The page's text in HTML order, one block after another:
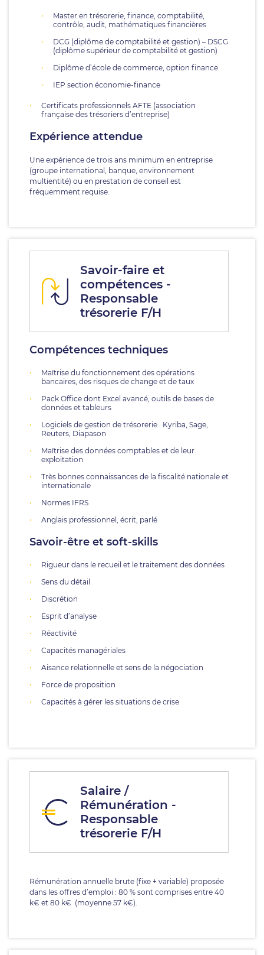
Master en trésorerie, finance, comptabilité,
contrôle, audit, mathématiques financières
DCG (diplôme de comptabilité et gestion) – DSCG
(diplôme supérieur de comptabilité et gestion)
Diplôme d’école de commerce, option finance
IEP section économie-finance
Certificats professionnels AFTE (association
française des trésoriers d’entreprise)
Expérience attendue
Une expérience de trois ans minimum en entreprise
(groupe international, banque, environnement
multientité) ou en prestation de conseil est
fréquemment requise.
Savoir-faire et
compétences -
Responsable
trésorerie F/H
Compétences techniques
Maîtrise du fonctionnement des opérations
bancaires, des risques de change et de taux
Pack Office dont Excel avancé, outils de bases de
données et tableurs
Logiciels de gestion de trésorerie : Kyriba, Sage,
Reuters, Diapason
Maîtrise des données comptables et de leur
exploitation
Très bonnes connaissances de la fiscalité nationale et
internationale
Normes IFRS
Anglais professionnel, écrit, parlé
Savoir-être et soft-skills
Rigueur dans le recueil et le traitement des données
Sens du détail
Discrétion
Esprit d’analyse
Réactivité
Capacités managériales
Aisance relationnelle et sens de la négociation
Force de proposition
Capacités à gérer les situations de crise
Salaire /
Rémunération -
Responsable
trésorerie F/H
Rémunération annuelle brute (fixe + variable) proposée
dans les offres d’emploi : 80 % sont comprises entre 40
k€ et 80 k€ (moyenne 57 k€).